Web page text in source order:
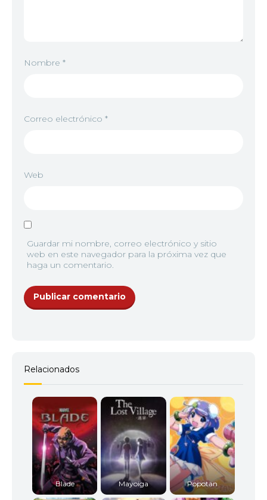
Nombre *
Correo electrónico *
Web
Guardar mi nombre, correo electrónico y sitio
web en este navegador para la próxima vez que
haga un comentario.
Relacionados
Blade Mayoiga Popotan